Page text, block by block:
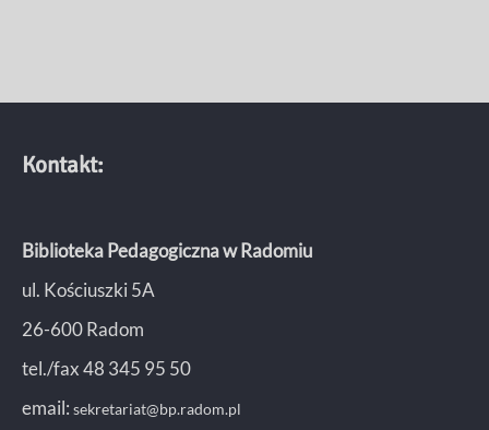
Kontakt:
Biblioteka Pedagogiczna w Radomiu
ul. Kościuszki 5A
26-600 Radom
tel./fax 48 345 95 50
email: sekretariat@bp.radom.pl